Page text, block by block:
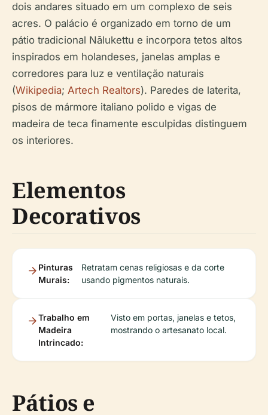
dois andares situado em um complexo de seis
acres. O palácio é organizado em torno de um
pátio tradicional Nālukettu e incorpora tetos altos
inspirados em holandeses, janelas amplas e
corredores para luz e ventilação naturais
(Wikipedia; Artech Realtors). Paredes de laterita,
pisos de mármore italiano polido e vigas de
madeira de teca finamente esculpidas distinguem
os interiores.
Elementos
Decorativos
Pinturas
Murais:
Retratam cenas religiosas e da corte
usando pigmentos naturais.
Trabalho em
Madeira
Intrincado:
Visto em portas, janelas e tetos,
mostrando o artesanato local.
Pátios e